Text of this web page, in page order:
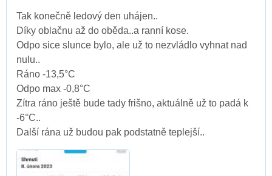
Tak konečně ledový den uhájen..
Díky oblačnu až do oběda..a ranní kose.
Odpo sice slunce bylo, ale už to nezvládlo vyhnat nad
nulu..
Ráno -13,5°C
Odpo max -0,8°C
Zítra ráno ještě bude tady frišno, aktuálně už to padá k
-6°C..
Další rána už budou pak podstatně teplejší..